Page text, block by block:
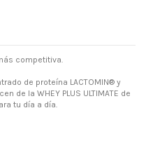
competitiva.
de proteína LACTOMIN® y
de la WHEY PLUS ULTIMATE de
tu día a día.